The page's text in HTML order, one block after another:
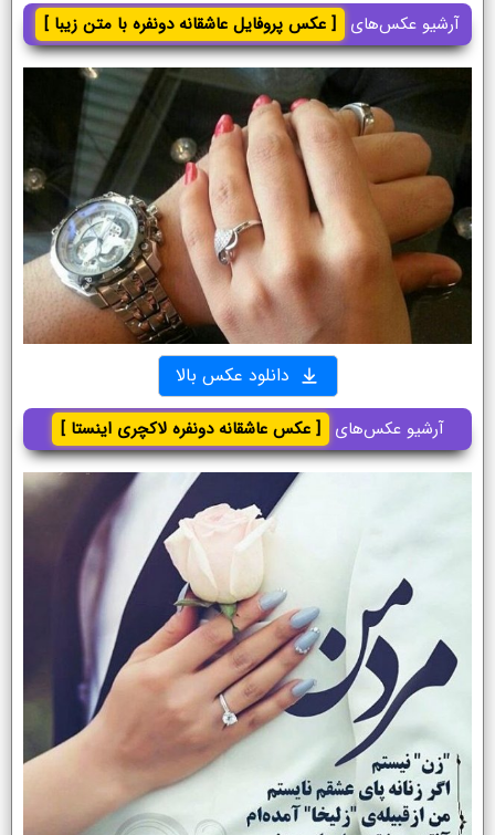
آرشیو عکس‌های [ عکس پروفایل عاشقانه دونفره با متن زیبا ]
دانلود عکس بالا
آرشیو عکس‌های [ عکس عاشقانه دونفره لاکچری اینستا ]